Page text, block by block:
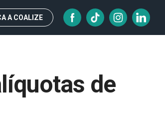
A COALIZE
de